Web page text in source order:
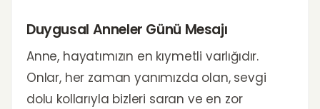
Duygusal Anneler Günü Mesajı
Anne, hayatımızın en kıymetli varlığıdır.
Onlar, her zaman yanımızda olan, sevgi
dolu kollarıyla bizleri saran ve en zor